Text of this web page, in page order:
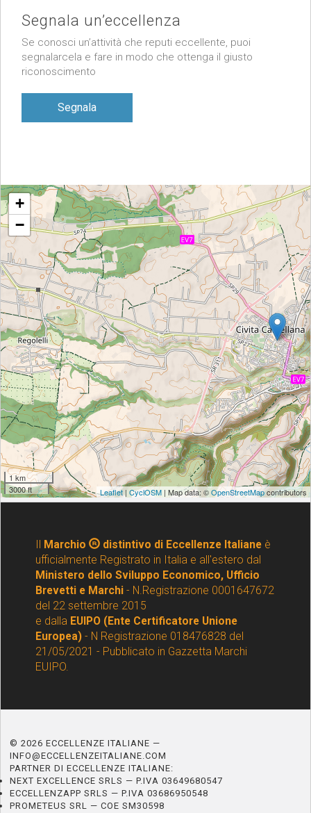
Segnala un’eccellenza
Se conosci un’attività che reputi eccellente, puoi
segnalarcela e fare in modo che ottenga il giusto
riconoscimento
Segnala
Marchio distintivo di Eccellenze Italianeè
ufficialmente Registrato in Italia e all'estero dal
Ministero dello Sviluppo Economico, Ufficio
Brevetti e Marchi - N.Registrazione 0001647672
del 22 settembre 2015
e dalla EUIPO (Ente Certificatore Unione
Europea) - N Registrazione 018476828 del
21/05/2021 - Pubblicato in Gazzetta Marchi
EUIPO.
© 2026 ECCELLENZE ITALIANE —
INFO@ECCELLENZEITALIANE.COM
PARTNER DI ECCELLENZE ITALIANE:
NEXT EXCELLENCE SRLS — P.IVA 03649680547
ECCELLENZAPP SRLS — P.IVA 03686950548
PROMETEUS SRL — COE SM30598